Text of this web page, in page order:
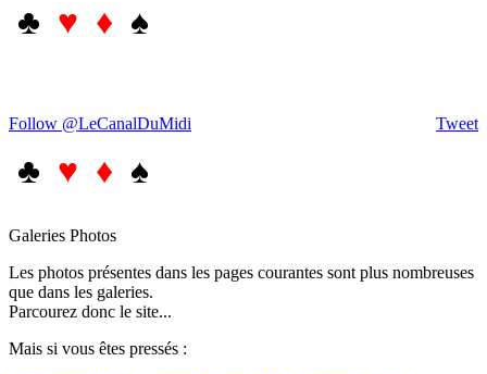
♣ ♥ ♦ ♠
Tweet
Follow @LeCanalDuMidi
♣ ♥ ♦ ♠
Galeries Photos
Les photos présentes dans les pages courantes sont plus nombreuses
que dans les galeries.
Parcourez donc le site...
Mais si vous êtes pressés :